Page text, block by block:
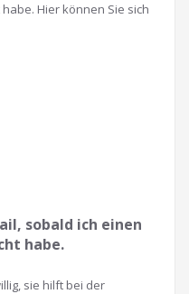
Hier können Sie sich
sobald ich einen
habe.
sie hilft bei der